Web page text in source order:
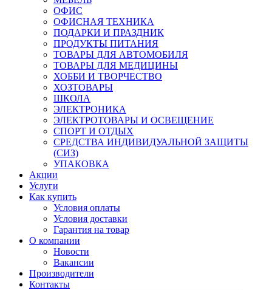
ОФИС
ОФИСНАЯ ТЕХНИКА
ПОДАРКИ И ПРАЗДНИК
ПРОДУКТЫ ПИТАНИЯ
ТОВАРЫ ДЛЯ АВТОМОБИЛЯ
ТОВАРЫ ДЛЯ МЕДИЦИНЫ
ХОББИ И ТВОРЧЕСТВО
ХОЗТОВАРЫ
ШКОЛА
ЭЛЕКТРОНИКА
ЭЛЕКТРОТОВАРЫ И ОСВЕЩЕНИЕ
СПОРТ И ОТДЫХ
СРЕДСТВА ИНДИВИДУАЛЬНОЙ ЗАЩИТЫ
(СИЗ)
УПАКОВКА
Акции
Услуги
Как купить
Условия оплаты
Условия доставки
Гарантия на товар
О компании
Новости
Вакансии
Производители
Контакты